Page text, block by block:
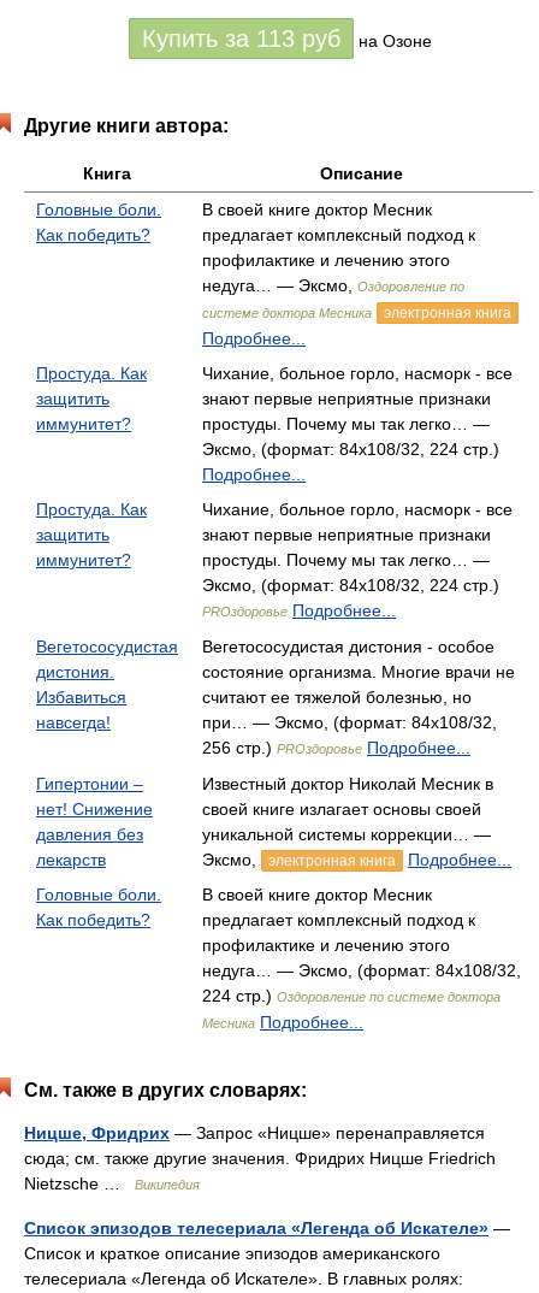
Купить за 113 руб на Озоне
Другие книги автора:
Книга
Описание
Головные боли.
Как победить?
В своей книге доктор Месник
предлагает комплексный подход к
профилактике и лечению этого
недуга… — Эксмо,
Оздоровление по
системе доктора Месника
электронная книга
Подробнее...
Простуда. Как
защитить
иммунитет?
Чихание, больное горло, насморк - все
знают первые неприятные признаки
простуды. Почему мы так легко… —
Эксмо, (формат: 84x108/32, 224 стр.)
Подробнее...
Простуда. Как
защитить
иммунитет?
Чихание, больное горло, насморк - все
знают первые неприятные признаки
простуды. Почему мы так легко… —
Эксмо, (формат: 84x108/32, 224 стр.)
PROздоровье Подробнее...
Вегетососудистая
дистония.
Избавиться
навсегда!
Вегетососудистая дистония - особое
состояние организма. Многие врачи не
считают ее тяжелой болезнью, но
при… — Эксмо, (формат: 84x108/32,
256 стр.) PROздоровье Подробнее...
Гипертонии –
нет! Снижение
давления без
лекарств
Известный доктор Николай Месник в
своей книге излагает основы своей
уникальной системы коррекции… —
Эксмо,
электронная книга
Подробнее...
Головные боли.
Как победить?
В своей книге доктор Месник
предлагает комплексный подход к
профилактике и лечению этого
недуга… — Эксмо, (формат: 84x108/32,
224 стр.) Оздоровление по системе доктора
Месника Подробнее...
См. также в других словарях:
Ницше, Фридрих — Запрос «Ницше» перенаправляется
сюда; см. также другие значения. Фридрих Ницше Friedrich
Nietzsche …
Википедия
Список эпизодов телесериала «Легенда об Искателе» —
Список и краткое описание эпизодов американского
телесериала «Легенда об Искателе». В главных ролях: